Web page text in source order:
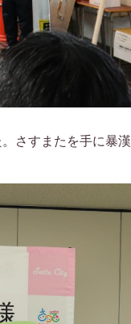
さすまたを手に暴漢